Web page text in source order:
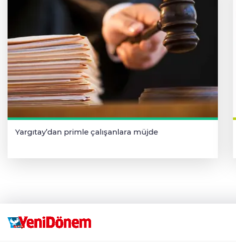
Yargıtay’dan primle çalışanlara müjde